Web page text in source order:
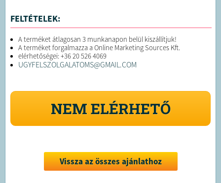
FELTÉTELEK:
A terméket átlagosan 3 munkanapon belül kiszállítjuk!
A terméket forgalmazza a Online Marketing Sources Kft.
elérhetőségei: +36 20 526 4069
UGYFELSZOLGALATOMS@GMAIL.COM
NEM ELÉRHETŐ
Vissza az összes ajánlathoz